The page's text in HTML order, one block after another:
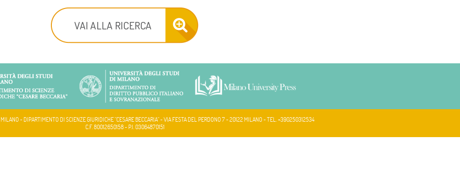
- DIPARTIMENTO DI SCIENZE GIURIDICHE "CESARE BECCARIA" - VIA FESTA DEL PERDONO 7 - 20122 MILANO - TEL. +390250312534
C.F. 80012650158 - P.I. 03064870151